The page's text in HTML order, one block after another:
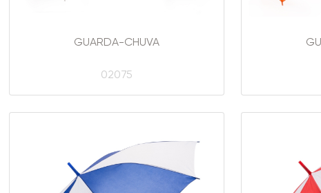
GUARDA-CHUVA
02075